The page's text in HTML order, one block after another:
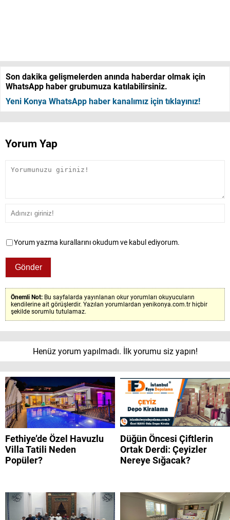
Son dakika gelişmelerden anında haberdar olmak için
WhatsApp haber grubumuza katılabilirsiniz.
Yeni Konya WhatsApp haber kanalımız için tıklayınız!
Yorum Yap
Yorum yazma kurallarını okudum ve kabul ediyorum.
Önemli Not: Bu sayfalarda yayınlanan okur yorumları okuyucuların
kendilerine ait görüşlerdir. Yazılan yorumlardan yenikonya.com.tr hiçbir
şekilde sorumlu tutulamaz.
Henüz yorum yapılmadı. İlk yorumu siz yapın!
Fethiye’de Özel Havuzlu
Villa Tatili Neden
Popüler?
Düğün Öncesi Çiftlerin
Ortak Derdi: Çeyizler
Nereye Sığacak?